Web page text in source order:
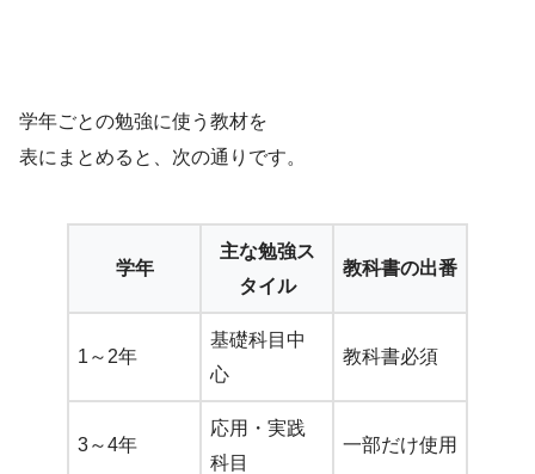
学年ごとの勉強に使う教材を
表にまとめると、次の通りです。
学年
主な勉強ス
タイル
教科書の出番
1～2年
基礎科目中
心
教科書必須
3～4年
応用・実践
科目
一部だけ使用